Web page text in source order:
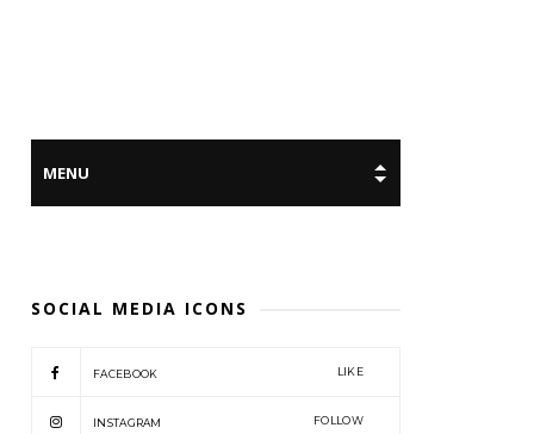
SOCIAL MEDIA ICONS
FACEBOOK LIKE
INSTAGRAM FOLLOW